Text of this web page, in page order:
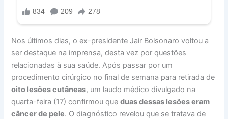
Nos últimos dias, o ex-presidente Jair Bolsonaro voltou a
ser destaque na imprensa, desta vez por questões
relacionadas à sua saúde. Após passar por um
procedimento cirúrgico no final de semana para retirada de
oito lesões cutâneas, um laudo médico divulgado na
quarta-feira (17) confirmou queduas dessas lesões eram
câncer de pele. O diagnóstico revelou que se tratava de